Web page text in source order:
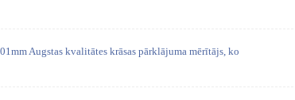
Augstas kvalitātes krāsas pārklājuma mērītājs, ko